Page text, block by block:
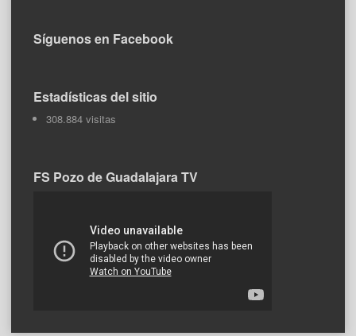
Síguenos en Facebook
Estadísticas del sitio
308.884 visitas
FS Pozo de Guadalajara TV